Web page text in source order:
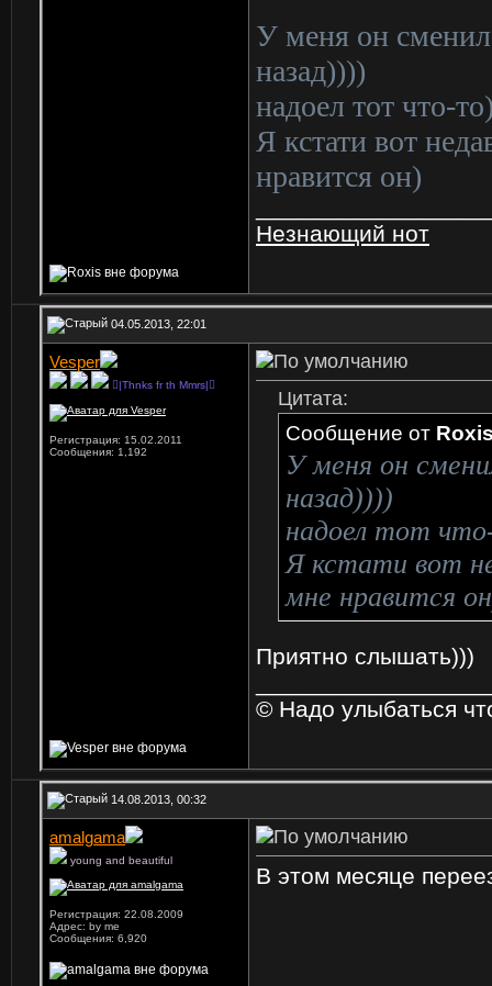
У меня он
назад))))
надоел тот что-
Я кстати вот
нравится он)
Незнающий нот
04.05.2013, 22:01
Vesper
|Thnks fr th Mmrs|
Регистрация: 15.02.2011
Сообщения: 1,192
Цитата:
Сообщение от
У меня он
назад))))
надоел тот
Я кстати вот
мне нравится
Приятно слышать)))
© Надо улыбаться
14.08.2013, 00:32
amalgama
young and beautiful
Регистрация: 22.08.2009
Адрес: by me
Сообщения: 6,920
В этом месяце